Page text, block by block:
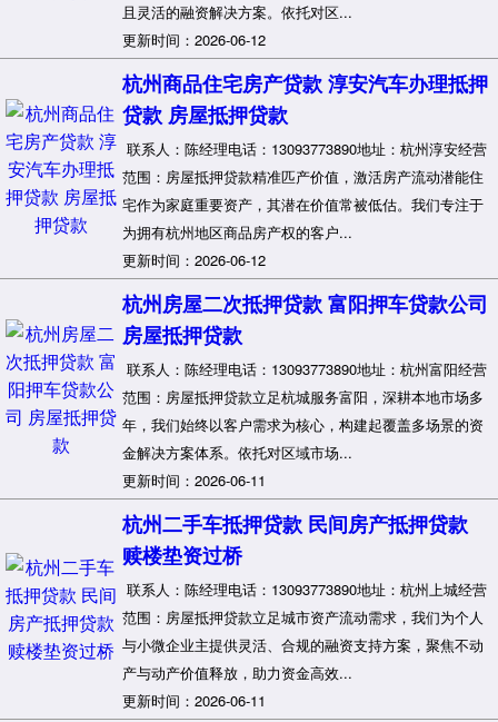
且灵活的融资解决方案。依托对区...
更新时间：2026-06-12
杭州商品住宅房产贷款 淳安汽车办理抵押
贷款 房屋抵押贷款
联系人：陈经理电话：13093773890地址：杭州淳安经营
范围：房屋抵押贷款精准匹产价值，激活房产流动潜能住
宅作为家庭重要资产，其潜在价值常被低估。我们专注于
为拥有杭州地区商品房产权的客户...
更新时间：2026-06-12
杭州房屋二次抵押贷款 富阳押车贷款公司
房屋抵押贷款
联系人：陈经理电话：13093773890地址：杭州富阳经营
范围：房屋抵押贷款立足杭城服务富阳，深耕本地市场多
年，我们始终以客户需求为核心，构建起覆盖多场景的资
金解决方案体系。依托对区域市场...
更新时间：2026-06-11
杭州二手车抵押贷款 民间房产抵押贷款
赎楼垫资过桥
联系人：陈经理电话：13093773890地址：杭州上城经营
范围：房屋抵押贷款立足城市资产流动需求，我们为个人
与小微企业主提供灵活、合规的融资支持方案，聚焦不动
产与动产价值释放，助力资金高效...
更新时间：2026-06-11